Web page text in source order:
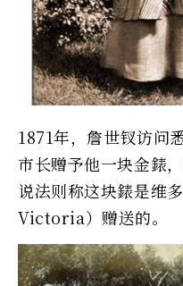
1871年，詹世钗访问
市长赠予他一块金錶
说法则称这块錶是维
Victoria）赠送的。